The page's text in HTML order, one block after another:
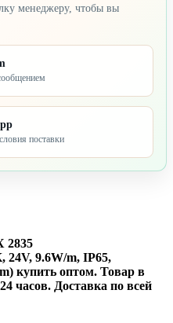
менеджеру, чтобы вы
поставки
2835
24V, 9.6W/m, IP65,
купить оптом. Товар в
часов. Доставка по всей